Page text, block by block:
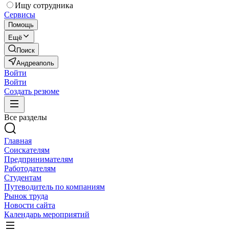
Ищу сотрудника
Сервисы
Помощь
Ещё
Поиск
Андреаполь
Войти
Войти
Создать резюме
Все разделы
Главная
Соискателям
Предпринимателям
Работодателям
Студентам
Путеводитель по компаниям
Рынок труда
Новости сайта
Календарь мероприятий